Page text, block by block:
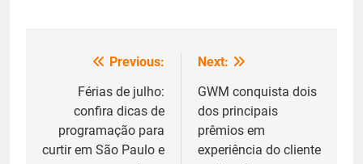
Navegação
Post
Previous:
Férias de julho:
confira dicas de
programação para
curtir em São Paulo e
Next:
GWM conquista dois
dos principais
prêmios em
experiência do cliente